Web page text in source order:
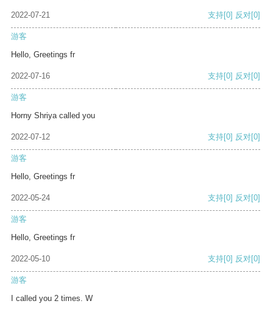
2022-07-21 支持[0] 反对[0]
游客
Hello, Greetings fr
2022-07-16 支持[0] 反对[0]
游客
Horny Shriya called you
2022-07-12 支持[0] 反对[0]
游客
Hello, Greetings fr
2022-05-24 支持[0] 反对[0]
游客
Hello, Greetings fr
2022-05-10 支持[0] 反对[0]
游客
I called you 2 times. W